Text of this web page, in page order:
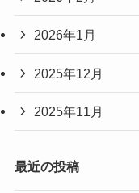
2026年1月
2025年12月
2025年11月
最近の投稿